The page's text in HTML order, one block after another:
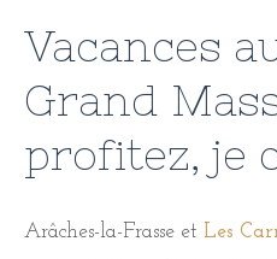
Vacances
Grand
profitez, je
Arâches-la-Frasse et Les